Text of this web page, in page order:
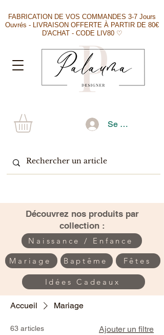
FABRICATION DE VOS COMMANDES 3-7 Jours
Ouvrés - LIVRAISON OFFERTE À PARTIR DE 80€
D'ACHAT - CODE LIV80 ♡
Se connecter
​Découvrez nos produits par
collection :
Naissance / Enfance
Mariage Baptême Fêtes
Idées Cadeaux
Accueil Mariage
63 articles Ajouter un filtre